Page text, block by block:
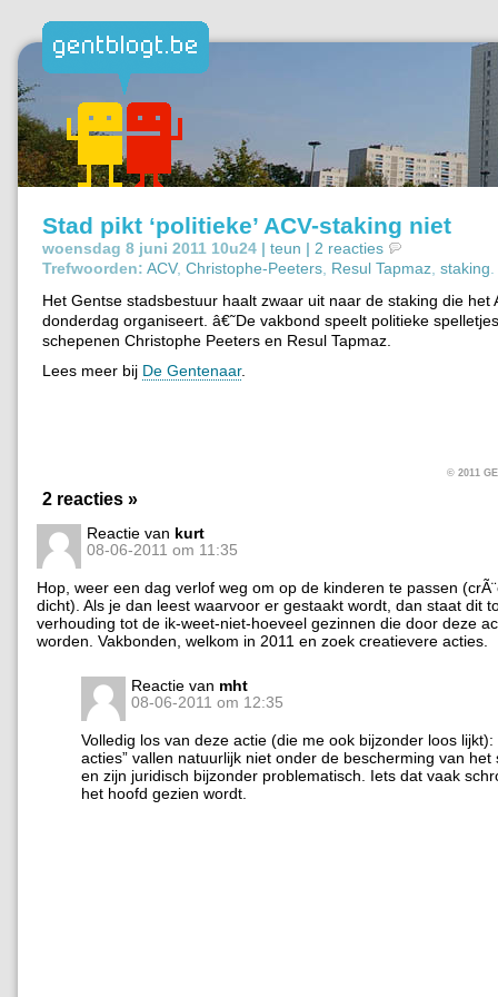
Stad pikt ‘politieke’ ACV-staking niet
woensdag 8 juni 2011 10u24 | teun | 2 reacties
Trefwoorden: ACV, Christophe-Peeters Resul Tapmaz staking
Het Gentse stadsbestuur haalt zwaar uit naar de staking die het
donderdag organiseert. â€˜De vakbond speelt politieke
schepenen Christophe Peeters en Resul Tapmaz.
Lees meer bij De Gentenaar.
© 2011
2 reacties »
Reactie van kurt
08-06-2011 om 11:35
Hop, weer een dag verlof weg om op de kinderen te passen
dicht). Als je dan leest waarvoor er gestaakt wordt, dan staat dit
verhouding tot de ik-weet-niet-hoeveel gezinnen die door deze
worden. Vakbonden, welkom in 2011 en zoek creatievere acties.
Reactie van mht
08-06-2011 om 12:35
Volledig los van deze actie (die me ook bijzonder loos lijkt):
acties” vallen natuurlijk niet onder de bescherming van het
en zijn juridisch bijzonder problematisch. Iets dat vaak
het hoofd gezien wordt.